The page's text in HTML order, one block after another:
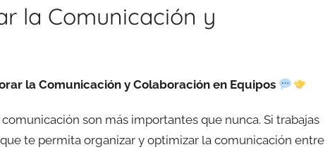
la Comunicación y
la Comunicación y Colaboración en Equipos
son más importantes que nunca. Si trabajas
te permita organizar y optimizar la comunicación entre